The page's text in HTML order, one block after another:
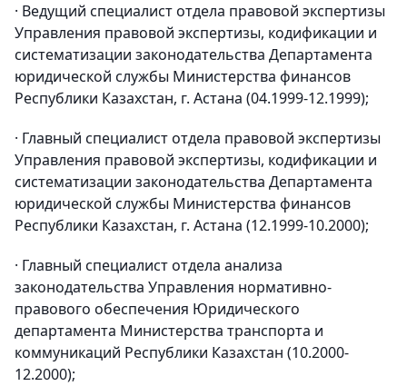
· Ведущий специалист отдела правовой экспертизы
Управления правовой экспертизы, кодификации и
систематизации законодательства Департамента
юридической службы Министерства финансов
Республики Казахстан, г. Астана (04.1999-12.1999);
· Главный специалист отдела правовой экспертизы
Управления правовой экспертизы, кодификации и
систематизации законодательства Департамента
юридической службы Министерства финансов
Республики Казахстан, г. Астана (12.1999-10.2000);
· Главный специалист отдела анализа
законодательства Управления нормативно-
правового обеспечения Юридического
департамента Министерства транспорта и
коммуникаций Республики Казахстан (10.2000-
12.2000);